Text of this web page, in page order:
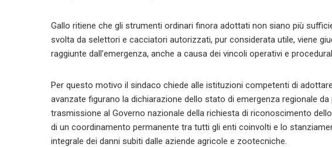
Gallo ritiene che gli strumenti ordinari finora adottati non siano più
svolta da selettori e cacciatori autorizzati, pur considerata utile, viene
raggiunte dall’emergenza, anche a causa dei vincoli operativi e
Per questo motivo il sindaco chiede alle istituzioni competenti di
avanzate figurano la dichiarazione dello stato di emergenza regionale
trasmissione al Governo nazionale della richiesta di riconoscimento
di un coordinamento permanente tra tutti gli enti coinvolti e lo
integrale dei danni subiti dalle aziende agricole e zootecniche.